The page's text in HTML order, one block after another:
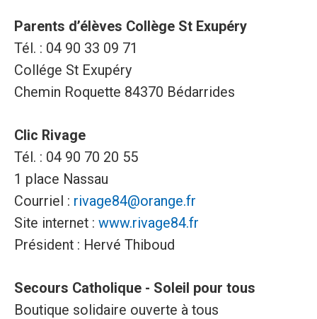
Parents d’élèves Collège St Exupéry
Tél. : 04 90 33 09 71
Collége St Exupéry
Chemin Roquette 84370 Bédarrides
Clic Rivage
Tél. : 04 90 70 20 55
1 place Nassau
Courriel : rivage84@orange.fr
Site internet : www.rivage84.fr
Président : Hervé Thiboud
Secours Catholique - Soleil pour tous
Boutique solidaire ouverte à tous